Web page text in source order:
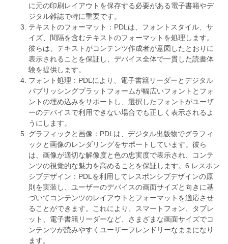
に元の印刷レイアウトを保存する必要がある電子書籍やデ
ジタル雑誌で特に重要です。
テキストのフォーマット：PDLは、フォントスタイル、サ
イズ、間隔を含むテキストのフォーマットを処理します。
彼らは、テキストがコンテンツ作成者が意図したとおりに
表示されることを保証し、デバイス全体で一貫した読書体
験を提供します。
フォント処理：PDLにより、電子書籍リーダーとデジタル
パブリッシングプラットフォームが幅広いフォントとフォ
ントの埋め込みをサポートし、選択したフォントがユーザ
ーのデバイスで利用できない場合でも正しく表示されるよ
うにします。
グラフィックと画像：PDLは、デジタル出版物でグラフィ
ックと画像のレンダリングをサポートしています。彼ら
は、画像が適切な解像度と色の忠実度で表示され、コンテ
ンツの視覚的な魅力を高めることを保証します。6.レスポン
シブデザイン：PDLを利用してレスポンシブデザインの原
則を実装し、ユーザーのデバイスの画面サイズと向きに基
づいてコンテンツのレイアウトとフォーマットを適応させ
ることができます。これにより、スマートフォン、タブレ
ット、電子書籍リーダーなど、さまざまな画面サイズでコ
ンテンツが読みやすくユーザーフレンドリーなままになり
ます。